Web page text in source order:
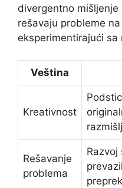
divergentno
rešavaju probleme
eksperimentirajući
Veština
Kreativnost
Rešavanje
problema
Razvoj